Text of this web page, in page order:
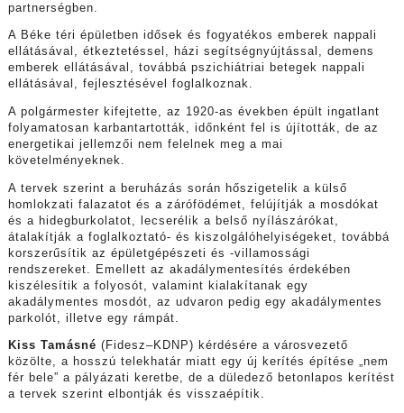
partnerségben.
A Béke téri épületben idősek és fogyatékos emberek nappali
ellátásával, étkeztetéssel, házi segítségnyújtással, demens
emberek ellátásával, továbbá pszichiátriai betegek nappali
ellátásával, fejlesztésével foglalkoznak.
A polgármester kifejtette, az 1920-as években épült ingatlant
folyamatosan karbantartották, időnként fel is újították, de az
energetikai jellemzői nem felelnek meg a mai
követelményeknek.
A tervek szerint a beruházás során hőszigetelik a külső
homlokzati falazatot és a zárófödémet, felújítják a mosdókat
és a hidegburkolatot, lecserélik a belső nyílászárókat,
átalakítják a foglalkoztató- és kiszolgálóhelyiségeket, továbbá
korszerűsítik az épületgépészeti és -villamossági
rendszereket. Emellett az akadálymentesítés érdekében
kiszélesítik a folyosót, valamint kialakítanak egy
akadálymentes mosdót, az udvaron pedig egy akadálymentes
parkolót, illetve egy rámpát.
Kiss Tamásné (Fidesz–KDNP) kérdésére a városvezető
közölte, a hosszú telekhatár miatt egy új kerítés építése „nem
fér bele” a pályázati keretbe, de a düledező betonlapos kerítést
a tervek szerint elbontják és visszaépítik.